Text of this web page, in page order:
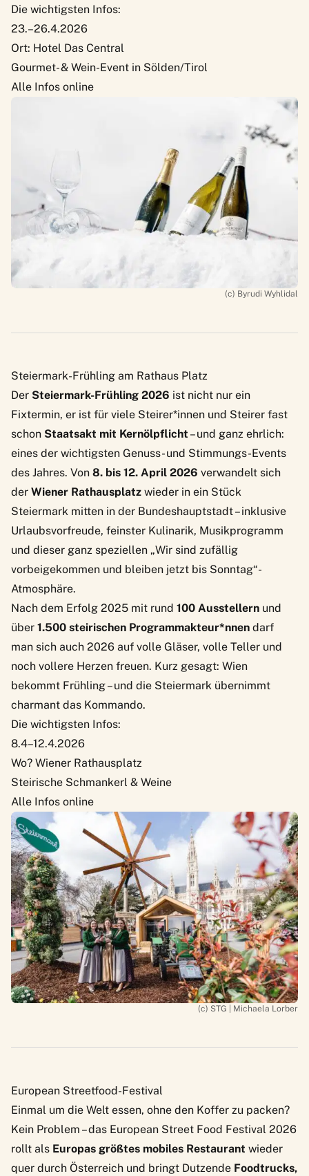
Die wichtigsten Infos:
23.–26.4.2026
Ort: Hotel Das Central
Gourmet- & Wein-Event in Sölden/Tirol
Alle Infos online
(c) Byrudi Wyhlidal
Steiermark-Frühling am Rathaus Platz
Der Steiermark-Frühling 2026 ist nicht nur ein
Fixtermin, er ist für viele Steirer*innen und Steirer fast
schon Staatsakt mit Kernölpflicht – und ganz ehrlich:
eines der wichtigsten Genuss- und Stimmungs-Events
des Jahres. Von 8. bis 12. April 2026 verwandelt sich
der Wiener Rathausplatz wieder in ein Stück
Steiermark mitten in der Bundeshauptstadt – inklusive
Urlaubsvorfreude, feinster Kulinarik, Musikprogramm
und dieser ganz speziellen „Wir sind zufällig
vorbeigekommen und bleiben jetzt bis Sonntag“-
Atmosphäre.
Nach dem Erfolg 2025 mit rund 100 Ausstellern und
über 1.500 steirischen Programmakteur*nnen darf
man sich auch 2026 auf volle Gläser, volle Teller und
noch vollere Herzen freuen. Kurz gesagt: Wien
bekommt Frühling – und die Steiermark übernimmt
charmant das Kommando.
Die wichtigsten Infos:
8.4–12.4.2026
Wo? Wiener Rathausplatz
Steirische Schmankerl & Weine
Alle Infos online
(c) STG | Michaela Lorber
European Streetfood-Festival
Einmal um die Welt essen, ohne den Koffer zu packen?
Kein Problem – das European Street Food Festival 2026
rollt als Europas größtes mobiles Restaurant wieder
quer durch Österreich und bringt Dutzende Foodtrucks,